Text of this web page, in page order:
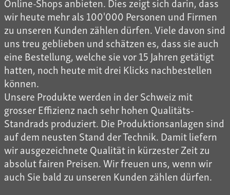
wir heute mehr als 100'000 Personen und Firmen
zu unseren Kunden zählen dürfen. Viele davon sind
uns treu geblieben und schätzen es, dass sie auch
eine Bestellung, welche sie vor 15 Jahren getätigt
hatten, noch heute mit drei Klicks nachbestellen
können.
Unsere Produkte werden in der Schweiz mit
grosser Effizienz nach sehr hohen Qualitäts-
Standrads produziert. Die Produktionsanlagen sind
auf dem neusten Stand der Technik. Damit liefern
wir ausgezeichnete Qualität in kürzester Zeit zu
absolut fairen Preisen. Wir freuen uns, wenn wir
auch Sie bald zu unseren Kunden zählen dürfen.